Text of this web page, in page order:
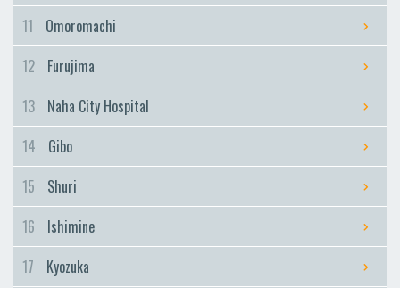
Ishimine
Tedako-Uranishi
Kyozuka
11
Omoromachi
12
Furujima
13
Naha City Hospital
14
Gibo
15
Shuri
16
Ishimine
17
Kyozuka